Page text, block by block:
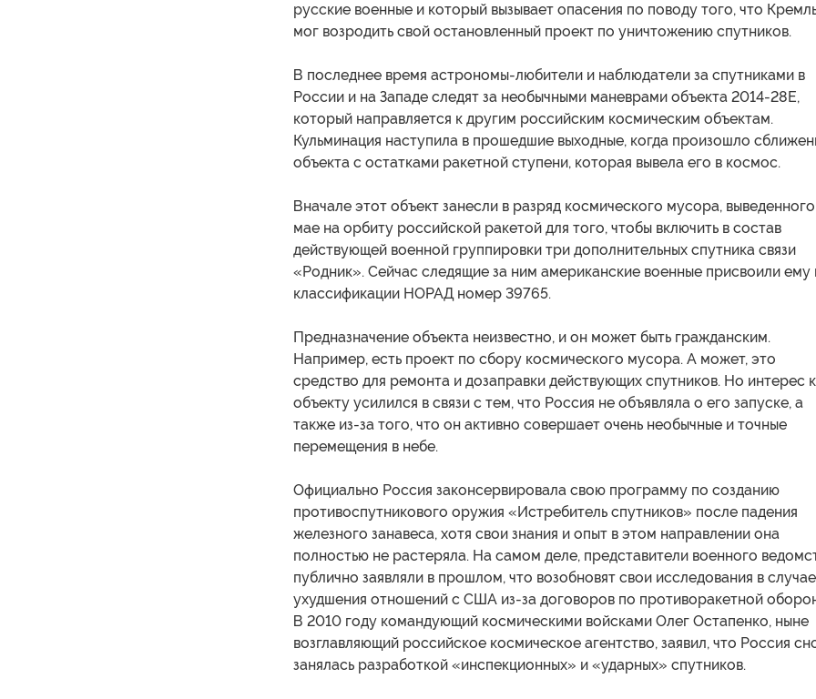
русские военные и который вызывает опасения по поводу того, что
мог возродить свой остановленный проект по уничтожению спутников.
В последнее время астрономы-любители и наблюдатели за спутниками в
России и на Западе следят за необычными маневрами объекта 2014-28E,
который направляется к другим российским космическим объектам.
Кульминация наступила в прошедшие выходные, когда произошло
объекта с остатками ракетной ступени, которая вывела его в космос.
Вначале этот объект занесли в разряд космического мусора,
мае на орбиту российской ракетой для того, чтобы включить в состав
действующей военной группировки три дополнительных спутника связи
«Родник». Сейчас следящие за ним американские военные присвоили ему
классификации НОРАД номер 39765.
Предназначение объекта неизвестно, и он может быть гражданским.
Например, есть проект по сбору космического мусора. А может, это
средство для ремонта и дозаправки действующих спутников. Но интерес к
объекту усилился в связи с тем, что Россия не объявляла о его запуске, а
также из-за того, что он активно совершает очень необычные и точные
перемещения в небе.
Официально Россия законсервировала свою программу по созданию
противоспутникового оружия «Истребитель спутников» после падения
железного занавеса, хотя свои знания и опыт в этом направлении она
полностью не растеряла. На самом деле, представители военного
публично заявляли в прошлом, что возобновят свои исследования в случае
ухудшения отношений с США из-за договоров по противоракетной
В 2010 году командующий космическими войсками Олег Остапенко, ныне
возглавляющий российское космическое агентство, заявил, что Россия
занялась разработкой «инспекционных» и «ударных» спутников.